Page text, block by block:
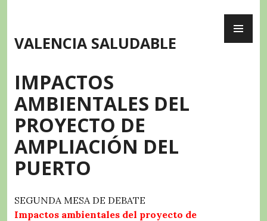
content
VALENCIA SALUDABLE
IMPACTOS
AMBIENTALES DEL
PROYECTO DE
AMPLIACIÓN DEL
PUERTO
SEGUNDA MESA DE DEBATE
Impactos ambientales del proyecto de